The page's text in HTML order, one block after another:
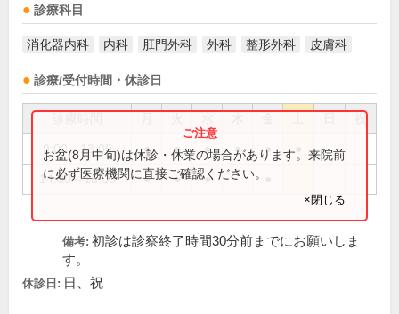
診療科目
消化器内科 内科 肛門外科 外科 整形外科 皮膚科
診療/受付時間・休診日
祝
9:00～13:00 ● ● ● ● ●
14:00～18:00 ● ● ●
お盆(8月中旬)は休診・休業の場合があります。来院前
に必ず医療機関に直接ご確認ください。
×閉じる
備考: 初診は診察終了時間30分前までにお願いしま
す。
休診日: 日、祝